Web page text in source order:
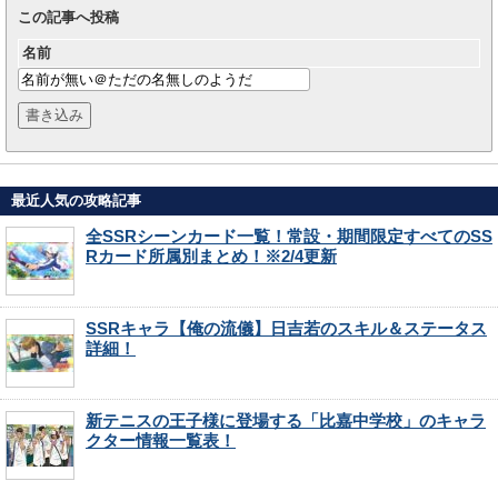
この記事へ投稿
名前
最近人気の攻略記事
全SSRシーンカード一覧！常設・期間限定すべてのSS
Rカード所属別まとめ！※2/4更新
SSRキャラ【俺の流儀】日吉若のスキル＆ステータス
詳細！
新テニスの王子様に登場する「比嘉中学校」のキャラ
クター情報一覧表！